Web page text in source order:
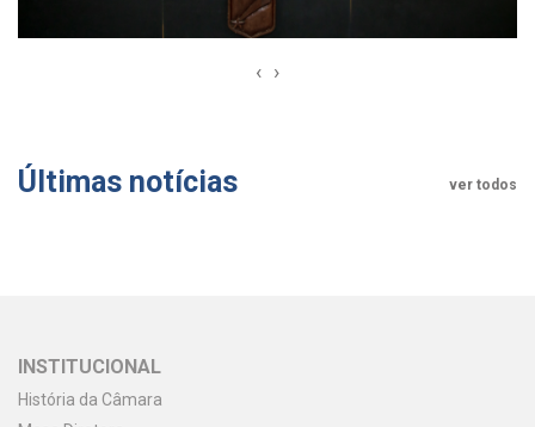
‹ ›
Últimas notícias ver todos
INSTITUCIONAL
História da Câmara